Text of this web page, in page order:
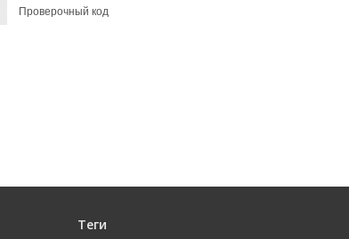
Проверочный код
Теги